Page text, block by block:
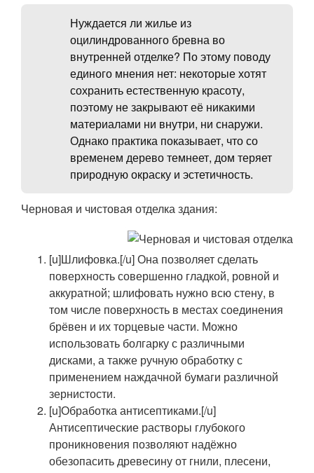
Нуждается ли жилье из
оцилиндрованного бревна во
внутренней отделке? По этому поводу
единого мнения нет: некоторые хотят
сохранить естественную красоту,
поэтому не закрывают её никакими
материалами ни внутри, ни снаружи.
Однако практика показывает, что со
временем дерево темнеет, дом теряет
природную окраску и эстетичность.
Черновая и чистовая отделка здания:
[u]Шлифовка.[/u] Она позволяет сделать
поверхность совершенно гладкой, ровной и
аккуратной; шлифовать нужно всю стену, в
том числе поверхность в местах соединения
брёвен и их торцевые части. Можно
использовать болгарку с различными
дисками, а также ручную обработку с
применением наждачной бумаги различной
зернистости.
[u]Обработка антисептиками.[/u]
Антисептические растворы глубокого
проникновения позволяют надёжно
обезопасить древесину от гнили, плесени,